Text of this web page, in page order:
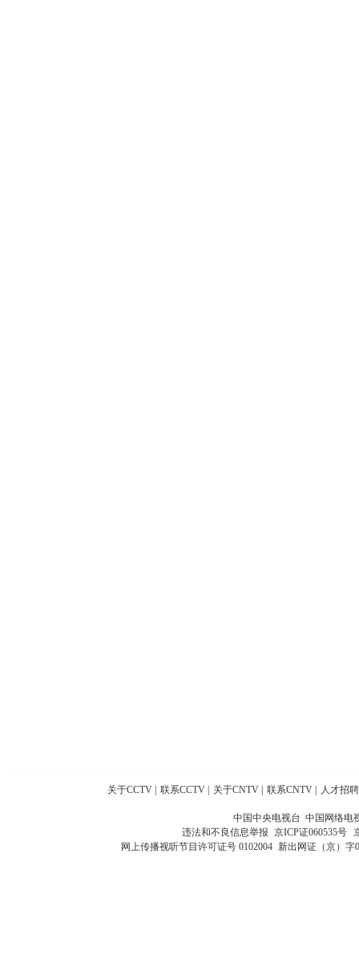
关于CCTV 联系CCTV 关于CNTV 联系CNTV 人才招聘
中国中央电视台 中国网络电
违法和不良信息举报 京ICP证060535号
网上传播视听节目许可证号 0102004 新出网证（京）